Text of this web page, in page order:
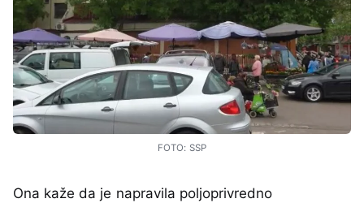
FOTO: SSP
Ona kaže da je napravila poljoprivredno